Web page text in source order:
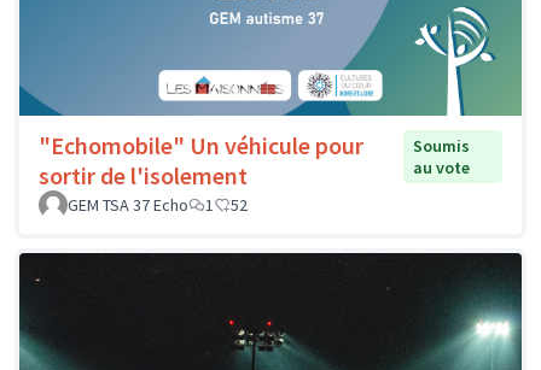
"Echomobile" Un véhicule pour
sortir de l'isolement
Soumis
au vote
GEM TSA 37 Echo
1 52